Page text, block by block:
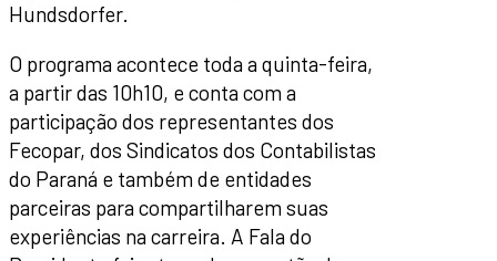
Hundsdorfer.
O programa acontece toda a quinta-feira,
a partir das 10h10, e conta com a
participação dos representantes dos
Fecopar, dos Sindicatos dos Contabilistas
do Paraná e também de entidades
parceiras para compartilharem suas
experiências na carreira. A Fala do